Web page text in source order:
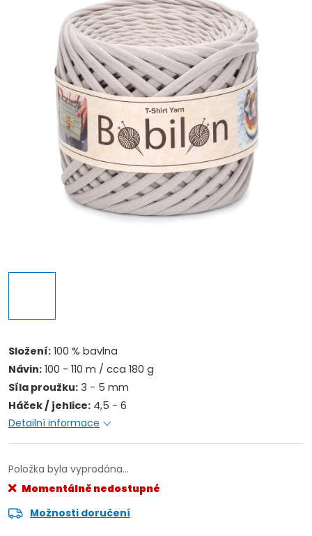
Složení: 100 % bavlna
Návin: 100 - 110 m / cca 180 g
Síla proužku: 3 - 5 mm
Háček / jehlice: 4,5 - 6
Detailní informace
Položka byla vyprodána…
Momentálně nedostupné
Možnosti doručení